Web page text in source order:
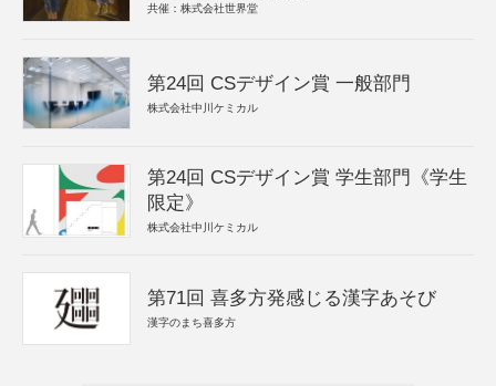
共催：株式会社世界堂
第24回 CSデザイン賞 一般部門
株式会社中川ケミカル
第24回 CSデザイン賞 学生部門《学生
限定》
株式会社中川ケミカル
第71回 喜多方発感じる漢字あそび
漢字のまち喜多方